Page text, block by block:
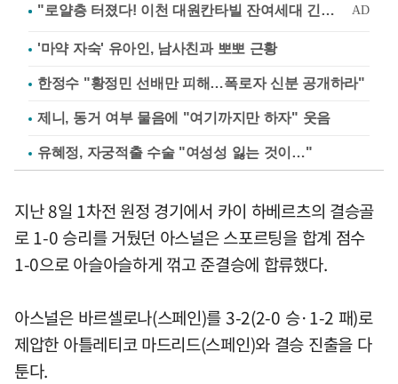
'마약 자숙' 유아인, 남사친과 뽀뽀 근황
한정수 "황정민 선배만 피해…폭로자 신분 공개하라"
제니, 동거 여부 물음에 "여기까지만 하자" 웃음
유혜정, 자궁적출 수술 "여성성 잃는 것이…"
지난 8일 1차전 원정 경기에서 카이 하베르츠의 결승골
로 1-0 승리를 거뒀던 아스널은 스포르팅을 합계 점수
1-0으로 아슬아슬하게 꺾고 준결승에 합류했다.
아스널은 바르셀로나(스페인)를 3-2(2-0 승·1-2 패)로
제압한 아틀레티코 마드리드(스페인)와 결승 진출을 다
툰다.